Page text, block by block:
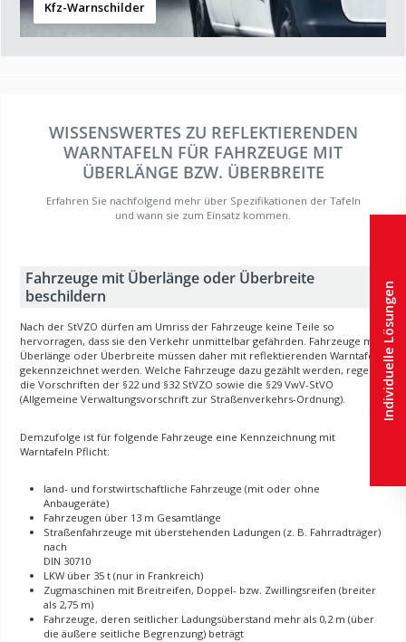
Kfz-Warnschilder
WISSENSWERTES ZU REFLEKTIERENDEN
WARNTAFELN FÜR FAHRZEUGE MIT
ÜBERLÄNGE BZW. ÜBERBREITE
Erfahren Sie nachfolgend mehr über Spezifikationen der Tafeln
und wann sie zum Einsatz kommen.
Fahrzeuge mit Überlänge oder Überbreite
beschildern
Nach der StVZO dürfen am Umriss der Fahrzeuge keine Teile so
hervorragen, dass sie den Verkehr unmittelbar gefährden. Fahrzeuge mit
Überlänge oder Überbreite müssen daher mit reflektierenden Warntafeln
gekennzeichnet werden. Welche Fahrzeuge dazu gezählt werden, regeln
die Vorschriften der §22 und §32 StVZO sowie die §29 VwV-StVO
(Allgemeine Verwaltungsvorschrift zur Straßenverkehrs-Ordnung).
Demzufolge ist für folgende Fahrzeuge eine Kennzeichnung mit
Warntafeln Pflicht:
land- und forstwirtschaftliche Fahrzeuge (mit oder ohne
Anbaugeräte)
Fahrzeugen über 13 m Gesamtlänge
Straßenfahrzeuge mit überstehenden Ladungen (z. B. Fahrradträger)
nach
DIN 30710
LKW über 35 t (nur in Frankreich)
Zugmaschinen mit Breitreifen, Doppel- bzw. Zwillingsreifen (breiter
als 2,75 m)
Fahrzeuge, deren seitlicher Ladungsüberstand mehr als 0,2 m (über
die äußere seitliche Begrenzung) beträgt
Individuelle Lösungen